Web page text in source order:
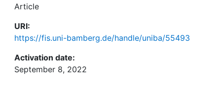
Article
URI:
https://fis.uni-bamberg.de/handle/uniba/55493
Activation date:
September 8, 2022